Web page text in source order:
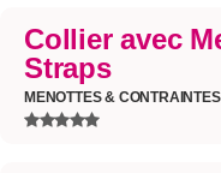
Collier avec
Straps
MENOTTES & CONTRAINTES